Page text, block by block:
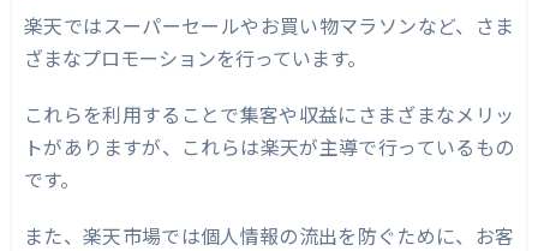
楽天ではスーパーセールやお買い物マラソンなど、さま
ざまなプロモーションを行っています。
これらを利用することで集客や収益にさまざまなメリッ
トがありますが、これらは楽天が主導で行っているもの
です。
また、楽天市場では個人情報の流出を防ぐために、お客